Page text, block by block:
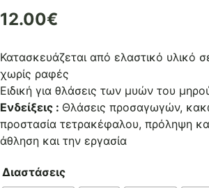
12.00€
Κατασκευάζεται από ελαστικό υλικό
χωρίς ραφές
Ειδική για θλάσεις των μυών του
Ενδείξεις : Θλάσεις προσαγωγών,
προστασία τετρακέφαλου, πρόληψη
άθληση και την εργασία
Διαστάσεις